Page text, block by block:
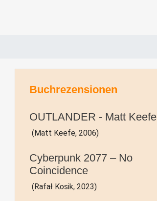
Buchrezensionen
OUTLANDER - Matt Keefe
(Matt Keefe, 2006)
Cyberpunk 2077 – No
Coincidence
(Rafał Kosik, 2023)